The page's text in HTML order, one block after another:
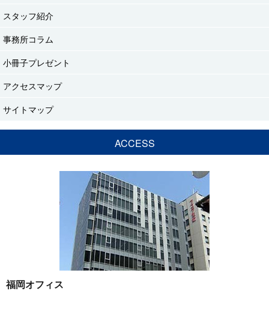
スタッフ紹介
事務所コラム
小冊子プレゼント
アクセスマップ
サイトマップ
ACCESS
福岡オフィス